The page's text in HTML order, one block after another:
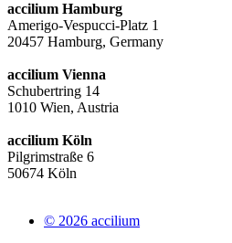
accilium Hamburg
Amerigo-Vespucci-Platz 1
20457 Hamburg, Germany
accilium Vienna
Schubertring 14
1010 Wien, Austria
accilium Köln
Pilgrimstraße 6
50674 Köln
© 2026 accilium